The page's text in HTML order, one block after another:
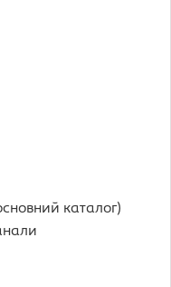
каталог)